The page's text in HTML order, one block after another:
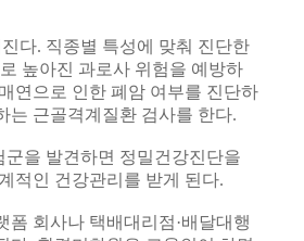
다. 직종별 특성에 맞춰 진단한
높아진 과로사 위험을 예방하
연으로 인한 폐암 여부를 진단하
는 근골격계질환 검사를 한다.
을 발견하면 정밀건강진단을
적인 건강관리를 받게 된다.
폼 회사나 택배대리점·배달대행